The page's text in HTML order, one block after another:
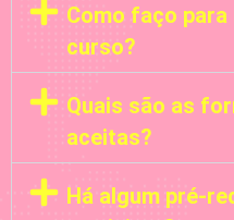
Como faço
curso?
Quais são as
aceitas?
Há algum pré-